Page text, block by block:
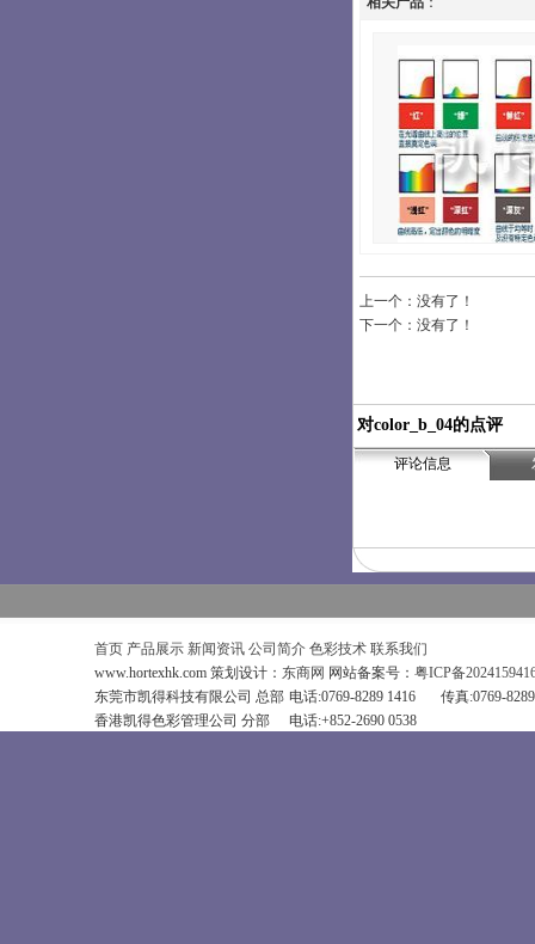
上一个：没有了！
下一个：没有了！
首页 产品展示 新闻资讯 公司简介 色彩技术 联系我们
www.hortexhk.com 策划设计： 东商网 网站备案号： 粤ICP备
东莞市凯得科技有限公司 总部 电话:0769-8289 1416
传真:0769-
香港凯得色彩管理公司 分部
电话:+852-2690 0538